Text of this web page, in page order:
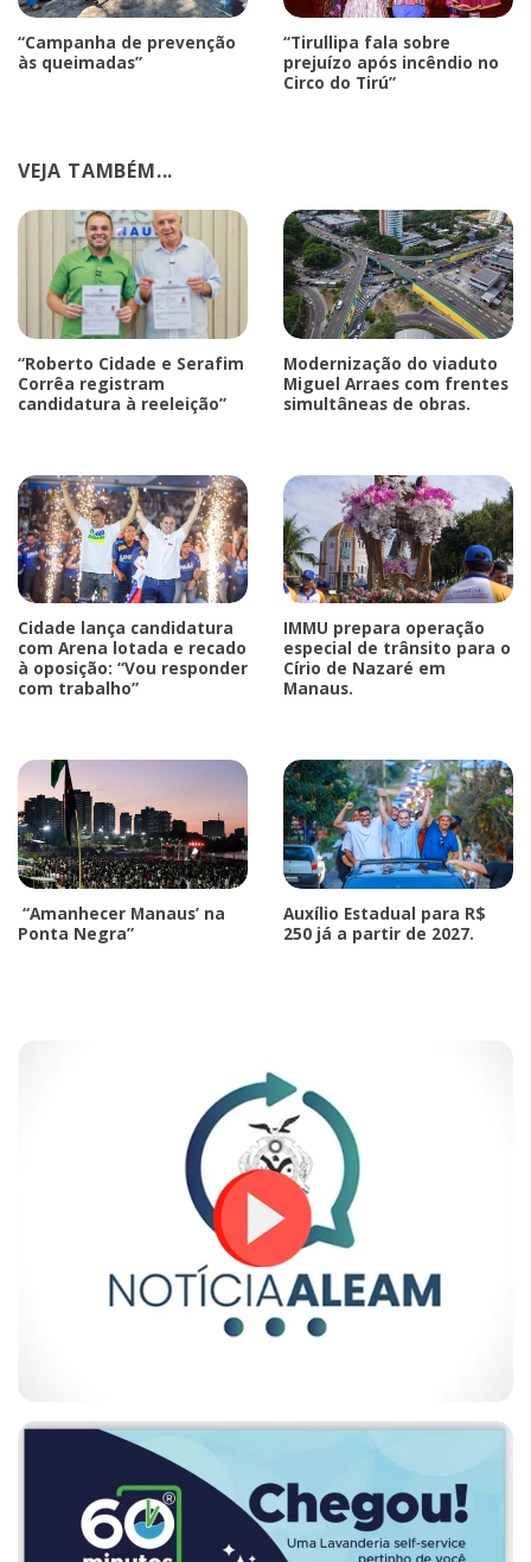
“Campanha de prevenção
às queimadas”
“Tirullipa fala sobre
prejuízo após incêndio no
Circo do Tirú”
VEJA TAMBÉM...
“Roberto Cidade e Serafim
Corrêa registram
candidatura à reeleição”
Modernização do viaduto
Miguel Arraes com frentes
simultâneas de obras.
Cidade lança candidatura
com Arena lotada e recado
à oposição: “Vou responder
com trabalho”
IMMU prepara operação
especial de trânsito para o
Círio de Nazaré em
Manaus.
“Amanhecer Manaus’ na
Ponta Negra”
Auxílio Estadual para R$
250 já a partir de 2027.